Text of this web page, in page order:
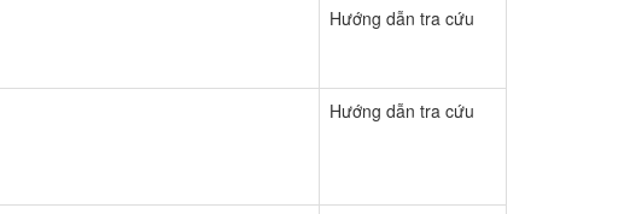
Hướng dẫn tra cứu
Hướng dẫn tra cứu